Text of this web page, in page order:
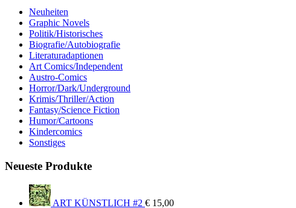
Neuheiten
Graphic Novels
Politik/Historisches
Biografie/Autobiografie
Literaturadaptionen
Art Comics/Independent
Austro-Comics
Horror/Dark/Underground
Krimis/Thriller/Action
Fantasy/Science Fiction
Humor/Cartoons
Kindercomics
Sonstiges
Neueste Produkte
ART KÜNSTLICH #2 € 15,00